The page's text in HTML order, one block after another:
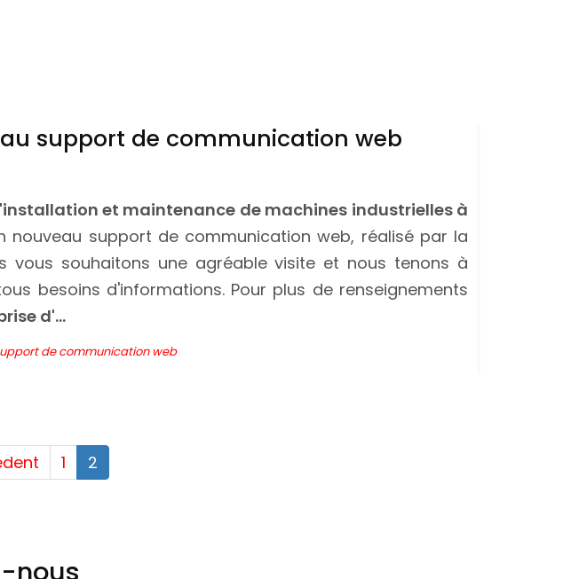
support de communication web
et maintenance de machines industrielles à
nouveau support de communication web, réalisé par la
vous souhaitons une agréable visite et nous tenons à
besoins d'informations. Pour plus de renseignements
d'...
de communication web
1 2
nous